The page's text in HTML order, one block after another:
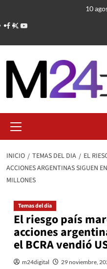
contenido
10
primario
INICIO TEMAS DEL DIA
EL
ACCIONES ARGENTINAS SIGUEN
MILLONES
Temas del dia
El riesgo país
acciones
el BCRA vendió
m24digital 29 noviembre,